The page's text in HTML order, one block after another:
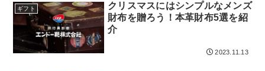
ギフト
クリスマスにはシンプルなメンズ
財布を贈ろう！本革財布5選を紹
介
2023.11.13